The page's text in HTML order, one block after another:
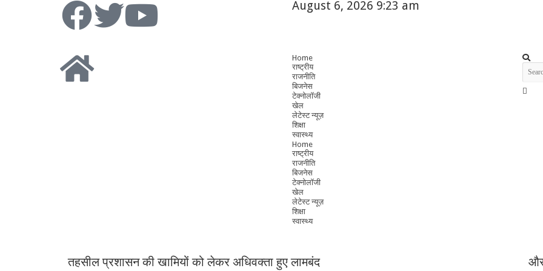
August 6, 2026 9:23 am
Home
राष्ट्रीय
राजनीति
बिजनेस
टेक्नोलॉजी
खेल
लेटेस्ट न्यूज़
शिक्षा
स्वास्थ्य
Home
राष्ट्रीय
राजनीति
बिजनेस
टेक्नोलॉजी
खेल
लेटेस्ट न्यूज़
शिक्षा
स्वास्थ्य
तहसील प्रशासन की खामियों को लेकर अधिवक्ता हुए लामबंद